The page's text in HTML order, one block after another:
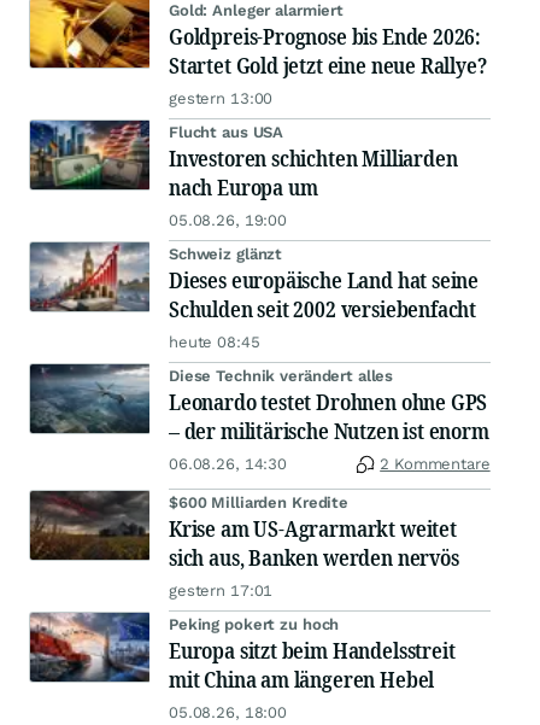
Gold: Anleger alarmiert
Goldpreis-Prognose bis Ende 2026:
Startet Gold jetzt eine neue Rallye?
gestern 13:00
Flucht aus USA
Investoren schichten Milliarden
nach Europa um
05.08.26, 19:00
Schweiz glänzt
Dieses europäische Land hat seine
Schulden seit 2002 versiebenfacht
heute 08:45
Diese Technik verändert alles
Leonardo testet Drohnen ohne GPS
– der militärische Nutzen ist enorm
06.08.26, 14:30 2 Kommentare
$600 Milliarden Kredite
Krise am US-Agrarmarkt weitet
sich aus, Banken werden nervös
gestern 17:01
Peking pokert zu hoch
Europa sitzt beim Handelsstreit
mit China am längeren Hebel
05.08.26, 18:00